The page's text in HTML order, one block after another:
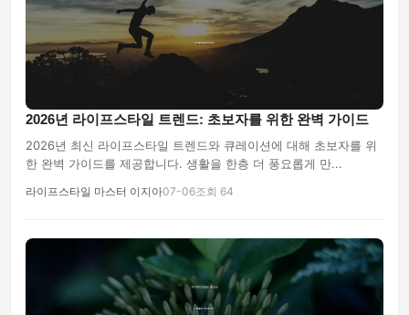
2026년 라이프스타일 트렌드: 초보자를 위한 완벽 가이드
2026년 최신 라이프스타일 트렌드와 큐레이션에 대해 초보자를 위
한 완벽 가이드를 제공합니다. 생활을 한층 더 풍요롭게 만...
라이프스타일 마스터 이지아07-06조회 64